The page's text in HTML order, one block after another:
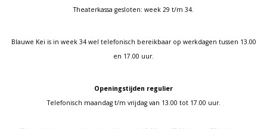
Theaterkassa gesloten: week 29 t/m 34.
Blauwe Kei is in week 34 wel telefonisch bereikbaar op werkdagen tussen 13.00
en 17.00 uur.
Openingstijden regulier
Telefonisch maandag t/m vrijdag van 13.00 tot 17.00 uur.